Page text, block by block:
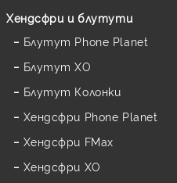
Хендсфри и блутути
Блутут Phone Planet
Блутут XO
Блутут Колонки
Хендсфри Phone Planet
Хендсфри FMax
Хендсфри XO